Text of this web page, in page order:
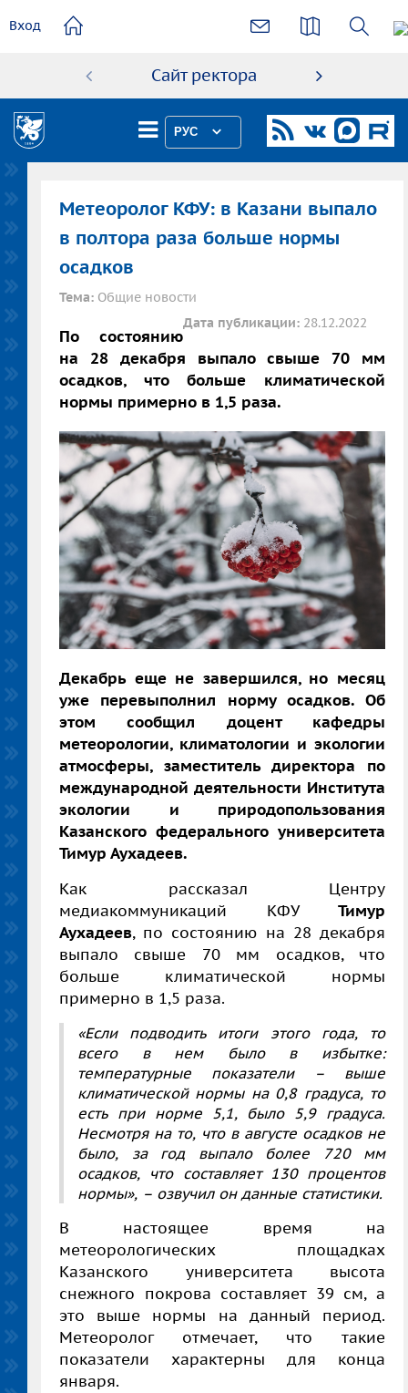
содержанию
Вход
Сайт ректора
РУС
Метеоролог КФУ: в Казани выпало
в полтора раза больше нормы
осадков
Тема: Общие новости
Дата публикации: 28.12.2022
По состоянию
на 28 декабря выпало свыше 70 мм
осадков, что больше климатической
нормы примерно в 1,5 раза.
Декабрь еще не завершился, но месяц
уже перевыполнил норму осадков. Об
этом сообщил доцент кафедры
метеорологии, климатологии и экологии
атмосферы, заместитель директора по
международной деятельности Института
экологии и природопользования
Казанского федерального университета
Тимур Аухадеев.
Как рассказал Центру
медиакоммуникаций КФУ Тимур
Аухадеев, по состоянию на 28 декабря
выпало свыше 70 мм осадков, что
больше климатической нормы
примерно в 1,5 раза.
«Если подводить итоги этого года, то
всего в нем было в избытке:
температурные показатели – выше
климатической нормы на 0,8 градуса, то
есть при норме 5,1, было 5,9 градуса.
Несмотря на то, что в августе осадков не
было, за год выпало более 720 мм
осадков, что составляет 130 процентов
нормы», – озвучил он данные статистики.
В настоящее время на
метеорологических площадках
Казанского университета высота
снежного покрова составляет 39 см, а
это выше нормы на данный период.
Метеоролог отмечает, что такие
показатели характерны для конца
января.